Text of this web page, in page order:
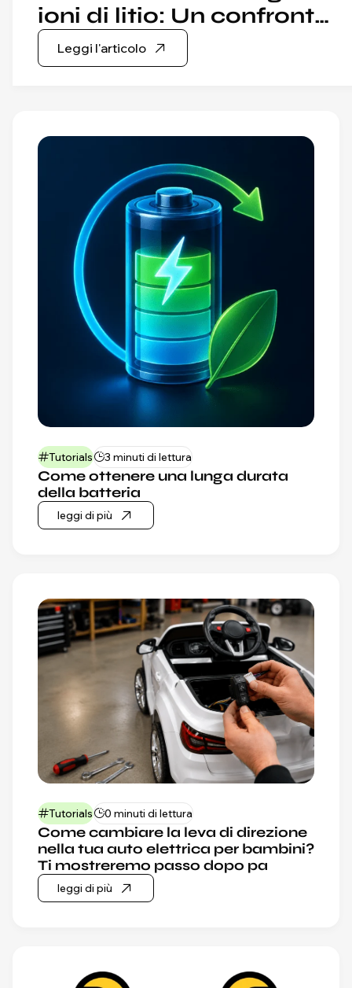
ioni di litio: Un confronto
completo
Leggi l'articolo
Tutorials 3 minuti di lettura
Come ottenere una lunga durata
della batteria
leggi di più
Tutorials 0 minuti di lettura
Come cambiare la leva di direzione
nella tua auto elettrica per bambini?
Ti mostreremo passo dopo pa
leggi di più